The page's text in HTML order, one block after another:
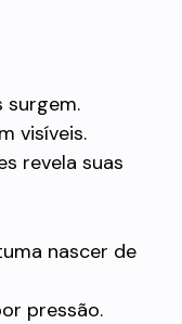
surgem.
visíveis.
revela suas
nascer de
pressão.